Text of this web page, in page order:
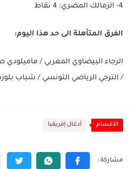
4- الزمالك المضري: 4 نقاط
الفرق المتأهلة الى حد هذا اليوم:
الرجاء البيضاوي المغربي / ماميلودي
/ الترجي الرياضي التونسي / شباب
الأقسام أدغال إفريقيا